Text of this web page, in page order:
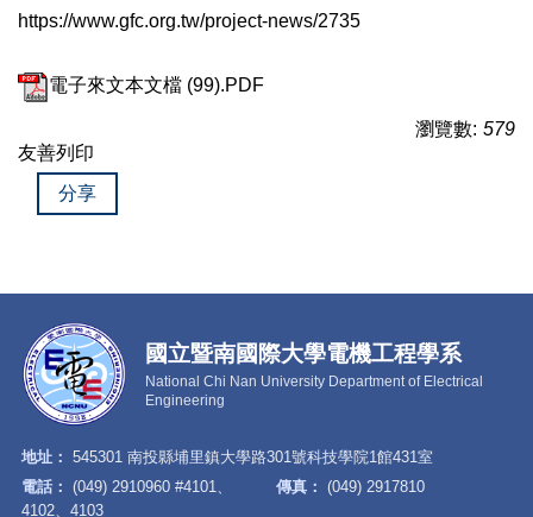
https://www.gfc.org.tw/project-news/2735
電子來文本文檔 (99).PDF
瀏覽數: 579
友善列印
分享
國立暨南國際大學電機工程學系
National Chi Nan University Department of Electrical
Engineering
地址： 545301 南投縣埔里鎮大學路301號科技學院1館431室
電話： (049) 2910960 #4101、
4102、4103
傳真： (049) 2917810